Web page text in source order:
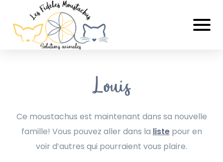
Louis
Ce moustachus est maintenant dans sa nouvelle
famille! Vous pouvez aller dans la listepour en
voir d’autres qui pourraient vous plaire.